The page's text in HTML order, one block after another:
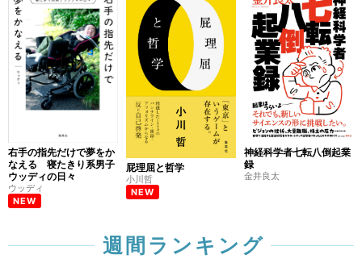
右手の指先だけで夢をか
なえる 寝たきり系男子
ウッディの日々
ウッディ
NEW
屁理屈と哲学
小川哲
NEW
神経科学者七転八倒起業
録
金井良太
週間ランキング